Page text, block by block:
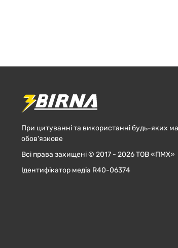
При цитуванні та використанні будь-яких
обов'язкове
Всі права захищені © 2017 - 2026 ТОВ «ПМХ»
Ідентифікатор медіа R40-06374